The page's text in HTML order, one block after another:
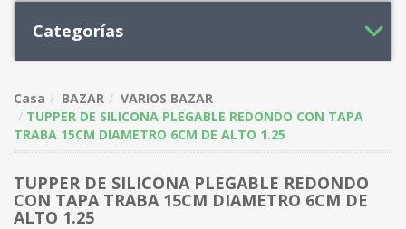
Categorías
Casa BAZAR
VARIOS BAZAR
TUPPER DE SILICONA PLEGABLE REDONDO CON TAPA
TRABA 15CM DIAMETRO 6CM DE ALTO 1.25
TUPPER DE SILICONA PLEGABLE REDONDO
CON TAPA TRABA 15CM DIAMETRO 6CM DE
ALTO 1.25